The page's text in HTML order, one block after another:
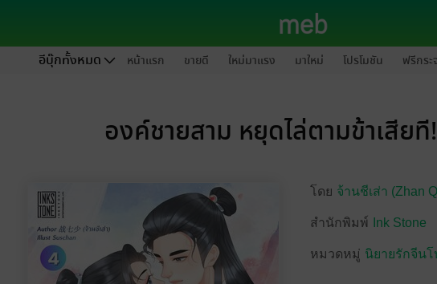
อีบุ๊กทั้งหมด หน้าแรก ขายดี ใหม่มาแรง มาใหม่ โปรโมชัน ฟรีกระ
องค์ชายสาม หยุดไล่ตามข้าเสียที
โดย จ้านชีเส่า (Zhan
สำนักพิมพ์ Ink Stone
หมวดหมู่ นิยายรักจีน